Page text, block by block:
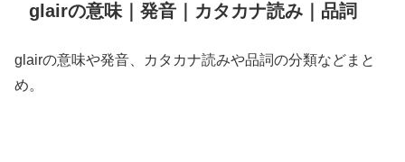
glairの意味｜発音｜カタカナ読み｜品詞
glairの意味や発音、カタカナ読みや品詞の分類などまと
め。